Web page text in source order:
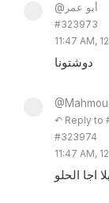
@أبو عمر
#323973
11:47 AM,
دوشتونا
↶ Reply to
#323974
11:47 AM,
يلا اجا الحلو